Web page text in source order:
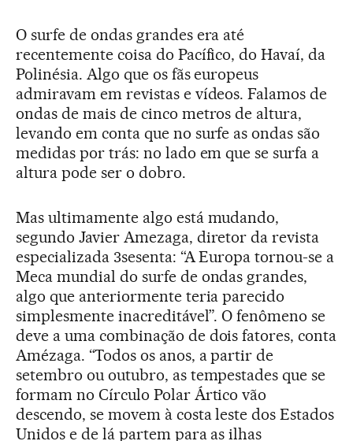
O surfe de ondas grandes era até
recentemente coisa do Pacífico, do Havaí, da
Polinésia. Algo que os fãs europeus
admiravam em revistas e vídeos. Falamos de
ondas de mais de cinco metros de altura,
levando em conta que no surfe as ondas são
medidas por trás: no lado em que se surfa a
altura pode ser o dobro.
Mas ultimamente algo está mudando,
segundo Javier Amezaga, diretor da revista
especializada 3sesenta: “A Europa tornou-se a
Meca mundial do surfe de ondas grandes,
algo que anteriormente teria parecido
simplesmente inacreditável”. O fenômeno se
deve a uma combinação de dois fatores, conta
Amézaga. “Todos os anos, a partir de
setembro ou outubro, as tempestades que se
formam no Círculo Polar Ártico vão
descendo, se movem à costa leste dos Estados
Unidos e de lá partem para as ilhas